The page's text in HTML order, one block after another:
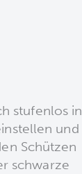
stufenlos in
und
Schützen
schwarze